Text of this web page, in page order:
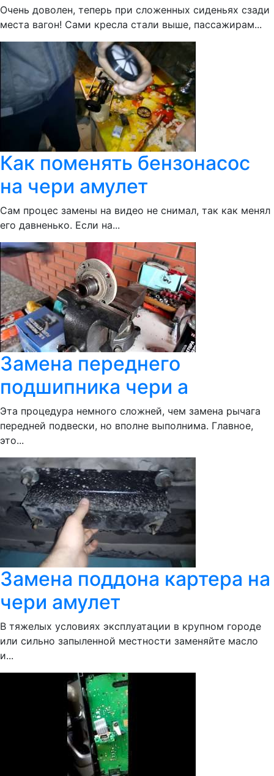
Очень доволен, теперь при сложенных сиденьях сзади
места вагон! Сами кресла стали выше, пассажирам...
Как поменять бензонасос
на чери амулет
Сам процес замены на видео не снимал, так как менял
его давненько. Если на...
Замена переднего
подшипника чери а
Эта процедура немного сложней, чем замена рычага
передней подвески, но вполне выполнима. Главное,
это...
Замена поддона картера на
чери амулет
В тяжелых условиях эксплуатации в крупном городе
или сильно запыленной местности заменяйте масло
и...